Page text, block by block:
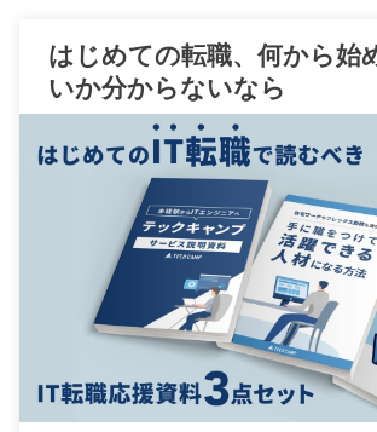
はじめての転職、何から始
いか分からないなら